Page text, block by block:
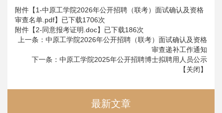
附件【1-中原工学院2026年公开招聘（联考）面试确认及资格
审查名单.pdf】已下载1706次
附件【2-同意报考证明.doc】已下载186次
上一条： 中原工学院2026年公开招聘（联考）面试确认及资格
审查递补工作通知
下一条： 中原工学院2025年公开招聘博士拟聘用人员公示
【关闭】
最新文章